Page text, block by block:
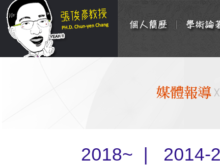
2018~ 2014-